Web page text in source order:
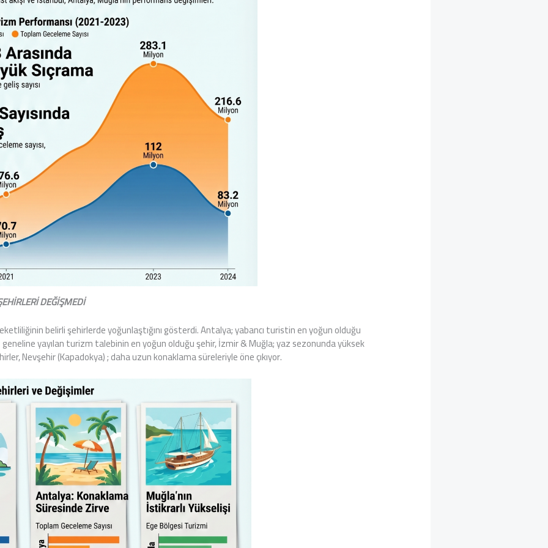
DEĞİŞMEDİ
belirli şehirlerde yoğunlaştığını gösterdi. Antalya; yabancı turistin en yoğun olduğu
yayılan turizm talebinin en yoğun olduğu şehir, İzmir & Muğla; yaz sezonunda yüksek
Nevşehir (Kapadokya) ; daha uzun konaklama süreleriyle öne çıkıyor.